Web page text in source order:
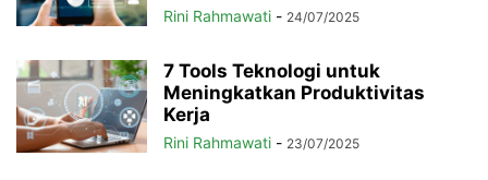
Rini Rahmawati - 24/07/2025
7 Tools Teknologi untuk
Meningkatkan Produktivitas
Kerja
Rini Rahmawati - 23/07/2025